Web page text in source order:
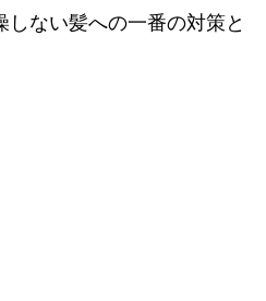
しない髪への一番の対策と